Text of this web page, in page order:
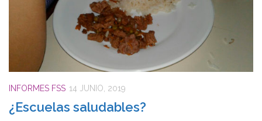
INFORMES FSS 14 JUNIO, 2019
¿Escuelas saludables?